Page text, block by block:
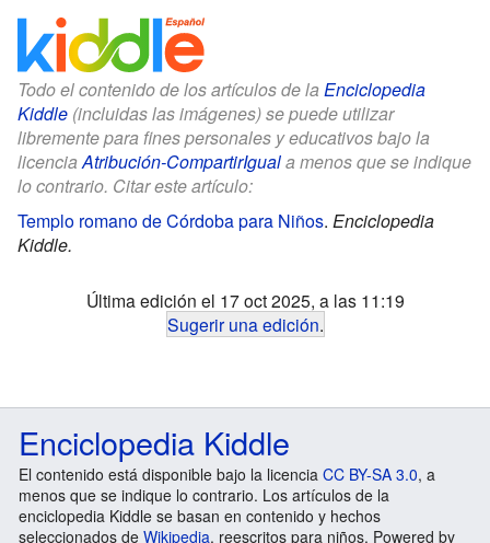
Todo el contenido de los artículos de la Enciclopedia
Kiddle (incluidas las imágenes) se puede utilizar
libremente para fines personales y educativos bajo la
licenciaAtribución-CompartirIguala menos que se indique
lo contrario. Citar este artículo:
Templo romano de Córdoba para Niños. Enciclopedia
Kiddle.
Última edición el 17 oct 2025, a las 11:19
Sugerir una edición.
Enciclopedia Kiddle
El contenido está disponible bajo la licencia CC BY-SA 3.0, a
menos que se indique lo contrario. Los artículos de la
enciclopedia Kiddle se basan en contenido y hechos
seleccionados de Wikipedia, reescritos para niños. Powered by